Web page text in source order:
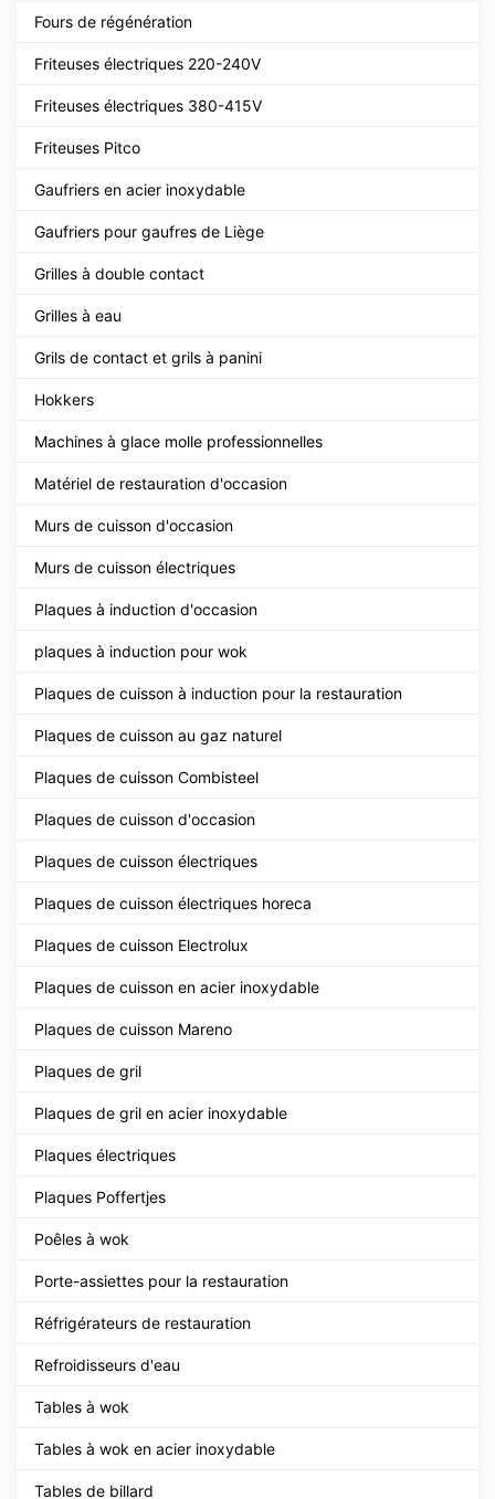
Fours de régénération
Friteuses électriques 220-240V
Friteuses électriques 380-415V
Friteuses Pitco
Gaufriers en acier inoxydable
Gaufriers pour gaufres de Liège
Grilles à double contact
Grilles à eau
Grils de contact et grils à panini
Hokkers
Machines à glace molle professionnelles
Matériel de restauration d'occasion
Murs de cuisson d'occasion
Murs de cuisson électriques
Plaques à induction d'occasion
plaques à induction pour wok
Plaques de cuisson à induction pour la restauration
Plaques de cuisson au gaz naturel
Plaques de cuisson Combisteel
Plaques de cuisson d'occasion
Plaques de cuisson électriques
Plaques de cuisson électriques horeca
Plaques de cuisson Electrolux
Plaques de cuisson en acier inoxydable
Plaques de cuisson Mareno
Plaques de gril
Plaques de gril en acier inoxydable
Plaques électriques
Plaques Poffertjes
Poêles à wok
Porte-assiettes pour la restauration
Réfrigérateurs de restauration
Refroidisseurs d'eau
Tables à wok
Tables à wok en acier inoxydable
Tables de billard